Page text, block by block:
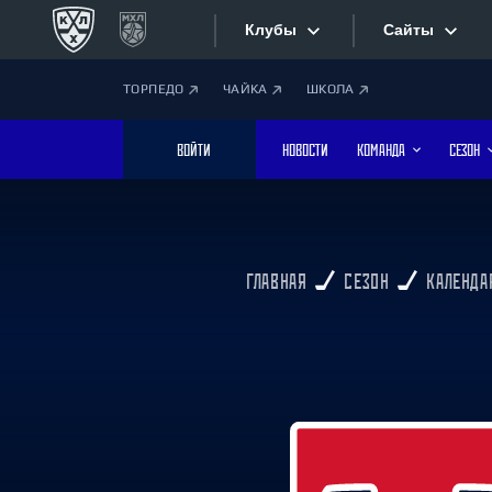
Клубы
Дивизион Боброва
Лада
Торпедо
Динамо Мн
Сайты
ТОРПЕДО ЧАЙКА ШКОЛА
ВОЙТИ НОВОСТИ КОМАНДА СЕЗОН
ГЛАВНАЯ СЕЗОН